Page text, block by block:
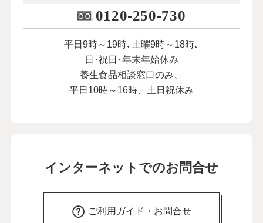
0120-250-730
平日9時～19時､土曜9時～18時､
日･祝日･年末年始休み
養生食品相談窓口のみ、
平日10時～16時、土日祝休み
インターネットでのお問合せ
ご利用ガイド・お問合せ